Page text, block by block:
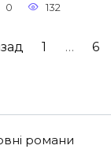
0 132
1 … 6
романи